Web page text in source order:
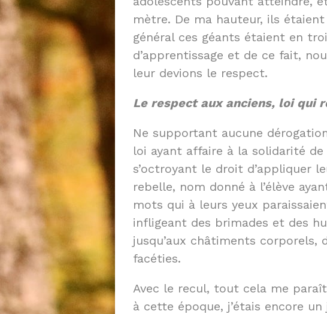
mètre. De ma hauteur, ils
général ces géants étaient en
d’apprentissage et de ce fait,
leur devions le respect.
Le respect aux anciens, loi qui
Ne supportant aucune
loi ayant affaire à la solidarité de
s’octroyant le droit d’appliquer
rebelle, nom donné à l’élève
mots qui à leurs yeux
infligeant des brimades et des
jusqu’aux châtiments corporels,
facéties.
Avec le recul, tout cela me
à cette époque, j’étais encore